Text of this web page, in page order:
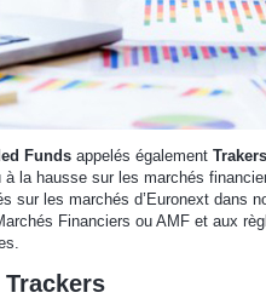
Funds appelés également Trakers
la hausse sur les marchés
sur les marchés d’Euronext dans
Financiers ou AMF et aux